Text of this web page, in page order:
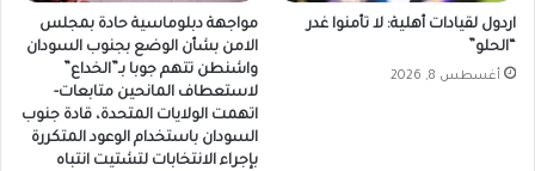
اردول لقيادات أهلية: لا تأمنوا غدر
“الحلو”
أغسطس 8, 2026
مواجهة دبلوماسية حادة بمجلس
الامن بشأن الوضع بجنوب السودان
واشنطن تتهم جوبا بـ”الخداع”
لاستعطاف المانحين متابعات-
اتهمت الولايات المتحدة، قادة جنوب
السودان باستخدام الوعود المتكررة
بإجراء الانتخابات لتشتيت انتباه